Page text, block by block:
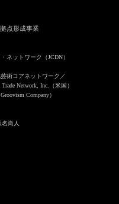
点形成事業
ネットワーク（JCDN）
術コアネットワーク／
Network, Inc.（米国）
Company）
尚人